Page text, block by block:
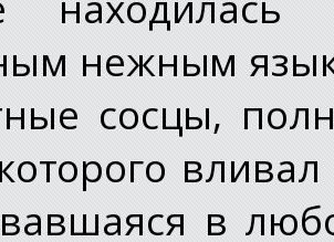
нежным
сосцы,
в